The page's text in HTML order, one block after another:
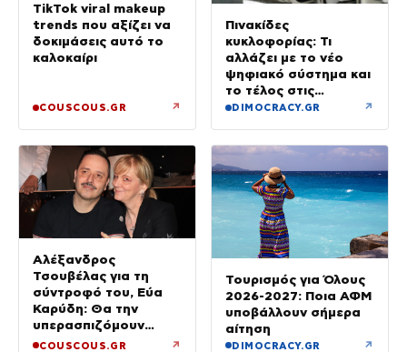
TikTok viral makeup
trends που αξίζει να
δοκιμάσεις αυτό το
καλοκαίρι
COUSCOUS.GR ↗
Πινακίδες
κυκλοφορίας: Τι
αλλάζει με το νέο
ψηφιακό σύστημα και
το τέλος στις
καθυστερήσεις
DIMOCRACY.GR ↗
Αλέξανδρος
Τσουβέλας για τη
σύντροφό του, Εύα
Καρύδη: Θα την
υπερασπιζόμουν
άλλες 500 φορές –
COUSCOUS.GR ↗
Τουρισμός για Όλους
2026-2027: Ποια ΑΦΜ
υποβάλλουν σήμερα
αίτηση
DIMOCRACY.GR ↗